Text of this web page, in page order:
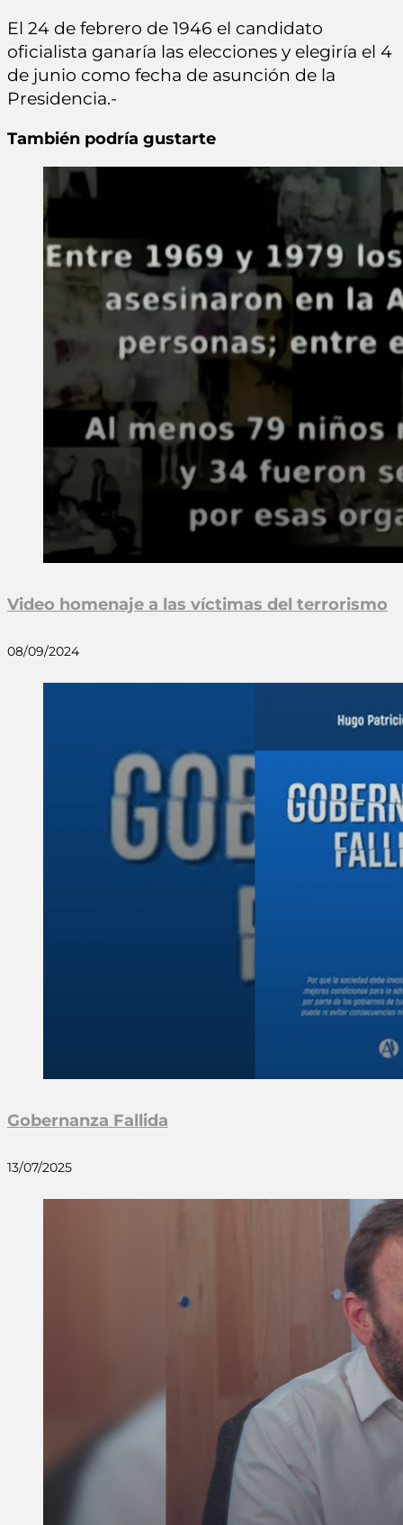
El 24 de febrero de 1946 el candidato
oficialista ganaría las elecciones y elegiría el 4
de junio como fecha de asunción de la
Presidencia.-
También podría gustarte
Video homenaje a las víctimas del terrorismo
08/09/2024
Gobernanza Fallida
13/07/2025